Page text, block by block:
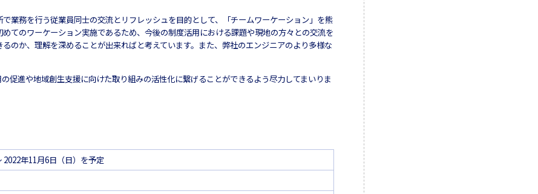
業務を行う従業員同士の交流とリフレッシュを目的として、「チームワーケーション」を熊
てのワーケーション実施であるため、今後の制度活用における課題や現地の方々との交流を
のか、理解を深めることが出来ればと考えています。また、弊社のエンジニアのより多様な
促進や地域創生支援に向けた取り組みの活性化に繋げることができるよう尽力してまいりま
年11月6日（日）を予定